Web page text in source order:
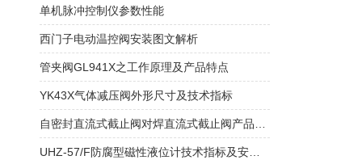
单机脉冲控制仪参数性能
西门子电动温控阀安装图文解析
管夹阀GL941X之工作原理及产品特点
YK43X气体减压阀外形尺寸及技术指标